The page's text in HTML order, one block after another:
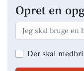
Opret en
Der skal